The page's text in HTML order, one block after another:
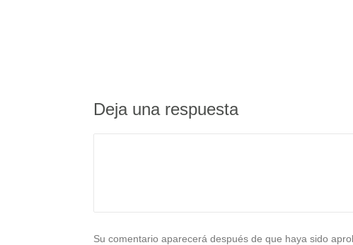
Deja una respuesta
Su comentario aparecerá después de que haya sido